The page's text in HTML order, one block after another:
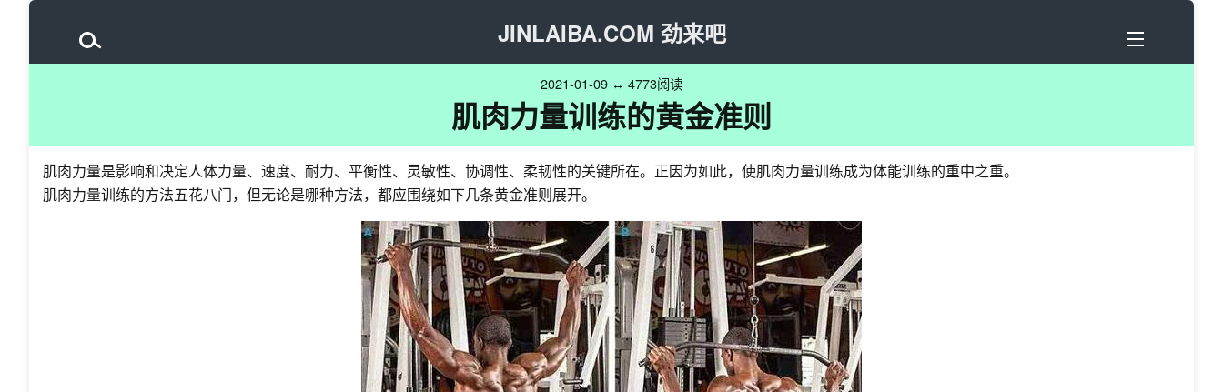
JINLAIBA.COM 劲来吧
2021-01-09 ↔ 4773阅读
肌肉力量训练的黄金准则
肌肉力量是影响和决定人体力量、速度、耐力、平衡性、灵敏性、协调性、柔韧性的关键所在。正因为如此，使肌肉力量训练成为体能训练的重中之重。
肌肉力量训练的方法五花八门，但无论是哪种方法，都应围绕如下几条黄金准则展开。